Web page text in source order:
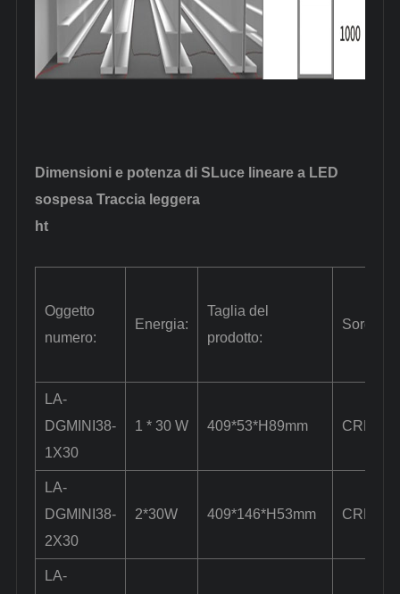
Dimensioni e potenza di S Luce lineare a LED
sospesa Traccia leggera
ht
Oggetto
numero:
Energia:
Taglia del
prodotto:
LA-
DGMINI38-
1X30
1 * 30 W 409*53*H89mm CREE/
LA-
DGMINI38-
2X30
2*30W 409*146*H53mm CREE/
LA-